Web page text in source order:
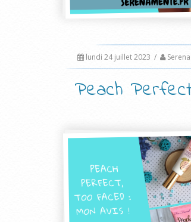
lundi 24 juillet 2023 / Serena
Peach